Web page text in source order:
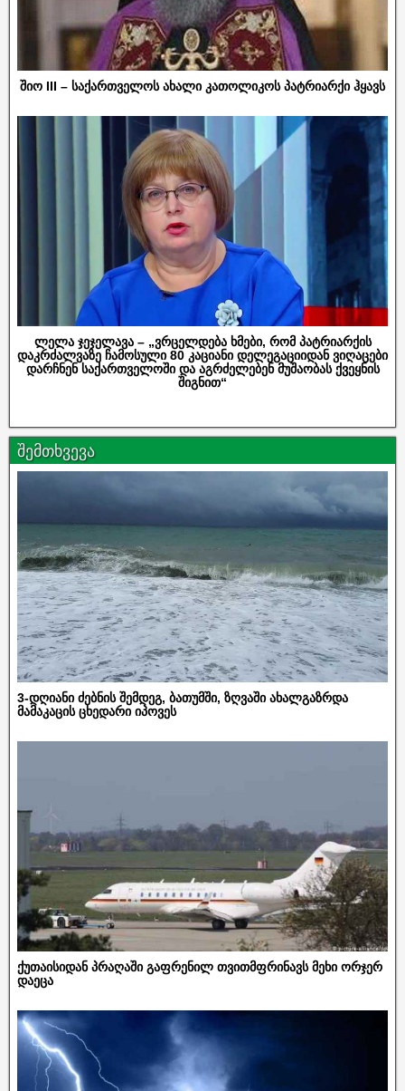
შიო III – საქართველოს ახალი კათოლიკოს პატრიარქი ჰყავს
ლელა ჯეჯელავა – „ვრცელდება ხმები, რომ პატრიარქის
დაკრძალვაზე ჩამოსული 80 კაციანი დელეგაციიდან ვიღაცები
დარჩნენ საქართველოში და აგრძელებენ მუშაობას ქვეყნის
შიგნით“
შემთხვევა
3-დღიანი ძებნის შემდეგ, ბათუმში, ზღვაში ახალგაზრდა
მამაკაცის ცხედარი იპოვეს
ქუთაისიდან პრაღაში გაფრენილ თვითმფრინავს მეხი ორჯერ
დაეცა